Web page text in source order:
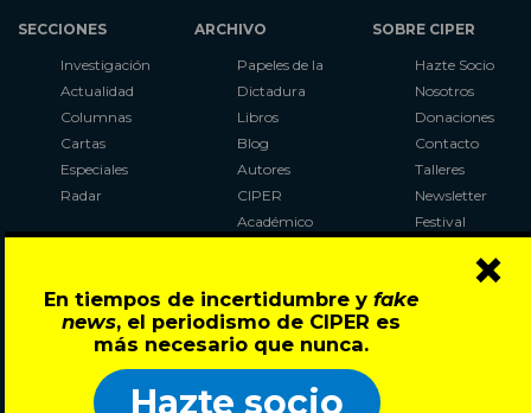
En tiempos de incertidumbre y fake
news, el periodismo de CIPER es
más necesario que nunca.
Hazte socio
×
SECCIONES
Investigación
Actualidad
Columnas
Cartas
Especiales
Radar
ARCHIVO
Papeles de la
Dictadura
Libros
Blog
Autores
CIPER
Académico
Al Plebiscito
con CIPER
SOBRE CIPER
Hazte Socio
Nosotros
Donaciones
Contacto
Talleres
Newsletter
Festival